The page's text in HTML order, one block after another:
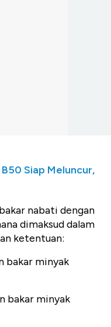
Siap Meluncur,
nabati dengan
dimaksud dalam
ketentuan:
bakar minyak
bakar minyak